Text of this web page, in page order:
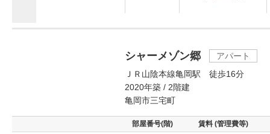
シャーメゾン郷
アパート
ＪＲ山陰本線亀岡駅 徒歩16分
2020年築 / 2階建
亀岡市三宅町
部屋番号(階) 賃料 (管理費等)